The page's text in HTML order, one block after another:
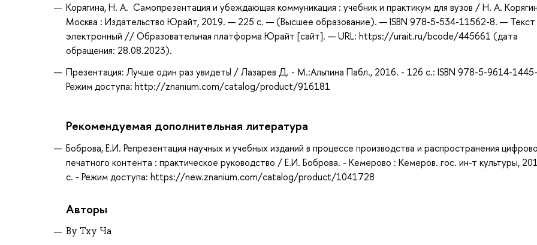
Корягина, Н. А. Самопрезентация и убеждающая коммуникация : учебник и практикум для вузов / Н. А.
Москва : Издательство Юрайт, 2019. — 225 с. — (Высшее образование). — ISBN 978-5-534-11562-8. — Текст
электронный // Образовательная платформа Юрайт [сайт]. — URL: https://urait.ru/bcode/445661 (дата
обращения: 28.08.2023).
Презентация: Лучше один раз увидеть! / Лазарев Д. - М.:Альпина Пабл., 2016. - 126 с.: ISBN 978-5-9614-
Режим доступа: http://znanium.com/catalog/product/916181
Рекомендуемая дополнительная литература
Боброва, Е.И. Репрезентация научных и учебных изданий в процессе производства и распространения
печатного контента : практическое руководство / Е.И. Боброва. - Кемерово : Кемеров. гос. ин-т культуры,
с. - Режим доступа: https://new.znanium.com/catalog/product/1041728
Авторы
Ву Тху Ча